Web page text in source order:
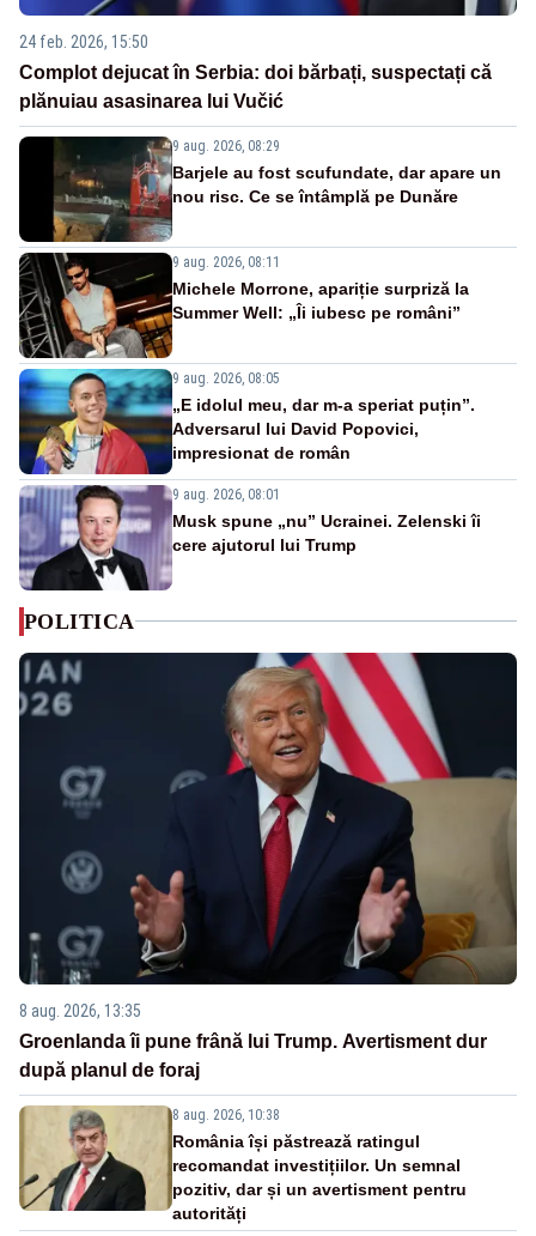
24 feb. 2026, 15:50
Complot dejucat în Serbia: doi bărbați, suspectați că
plănuiau asasinarea lui Vučić
9 aug. 2026, 08:29
Barjele au fost scufundate, dar apare un
nou risc. Ce se întâmplă pe Dunăre
9 aug. 2026, 08:11
Michele Morrone, apariție surpriză la
Summer Well: „Îi iubesc pe români”
9 aug. 2026, 08:05
„E idolul meu, dar m-a speriat puțin”.
Adversarul lui David Popovici,
impresionat de român
9 aug. 2026, 08:01
Musk spune „nu” Ucrainei. Zelenski îi
cere ajutorul lui Trump
POLITICA
8 aug. 2026, 13:35
Groenlanda îi pune frână lui Trump. Avertisment dur
după planul de foraj
8 aug. 2026, 10:38
România își păstrează ratingul
recomandat investițiilor. Un semnal
pozitiv, dar și un avertisment pentru
autorități